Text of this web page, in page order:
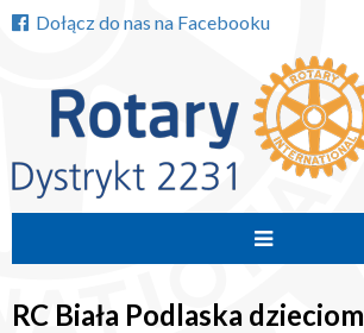
Dołącz do nas na Facebooku
treści
RC Biała Podlaska dzieciom